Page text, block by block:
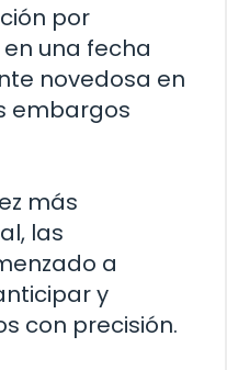
por
una fecha
novedosa en
embargos
más
las
a
y
con precisión.